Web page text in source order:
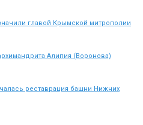
главой Крымской митрополии
Алипия (Воронова)
реставрация башни Нижних